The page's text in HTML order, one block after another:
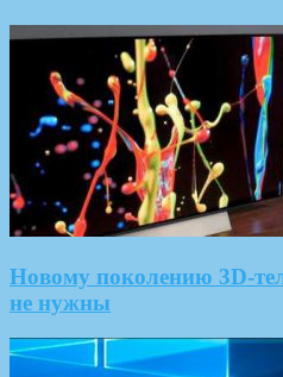
Новому поколению 3D-
не нужны